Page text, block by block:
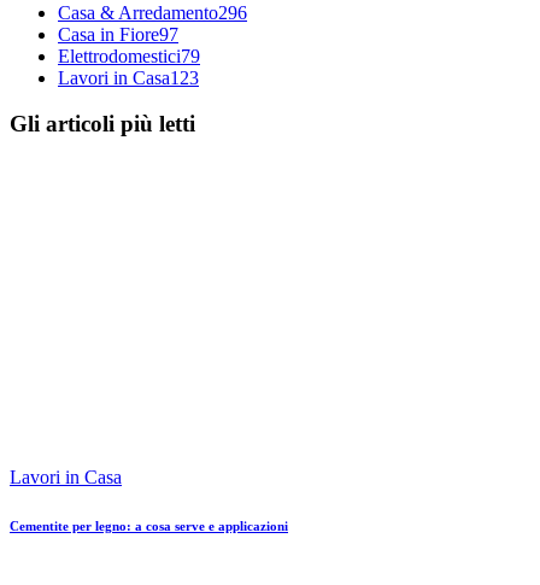
Casa & Arredamento296
Casa in Fiore97
Elettrodomestici79
Lavori in Casa123
Gli articoli più letti
Lavori in Casa
Cementite per legno: a cosa serve e applicazioni